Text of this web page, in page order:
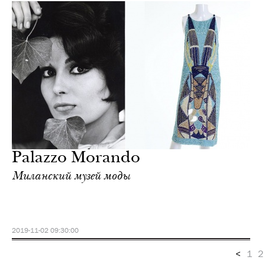
Palazzo Morando
Миланский музей моды
2019-11-02 09:30:00
< 1 2